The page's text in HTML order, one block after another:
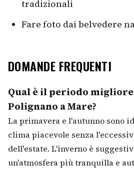
tradizionali
Fare foto dai belvedere
DOMANDE FREQUENTI
Qual è il periodo
Polignano a Mare?
La primavera e l'autunno sono
clima piacevole senza
dell'estate. L'inverno è
un'atmosfera più tranquilla e